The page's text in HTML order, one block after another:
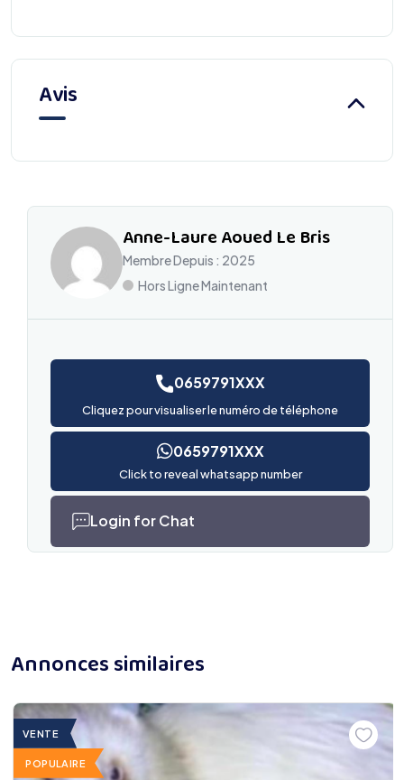
Avis
Anne-Laure Aoued Le Bris
Membre Depuis : 2025
Hors Ligne Maintenant
0659791XXX
Cliquez pour visualiser le numéro de téléphone
0659791XXX
Click to reveal whatsapp number
Login for Chat
Annonces similaires
VENTE
POPULAIRE